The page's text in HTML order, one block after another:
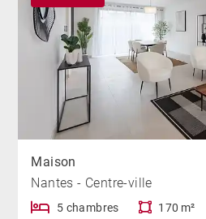
Maison
Nantes - Centre-ville
5 chambres 170 m²